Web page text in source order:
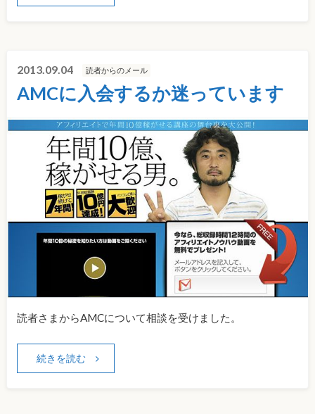
2013.09.04 読者からのメール
AMCに入会するか迷っています
読者さまからAMCについて相談を受けました。
続きを読む